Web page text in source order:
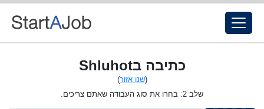
כתיבה בShluhot
(שנו אזור)
שלב 2: בחרו את סוג העבודה שאתם צריכים.